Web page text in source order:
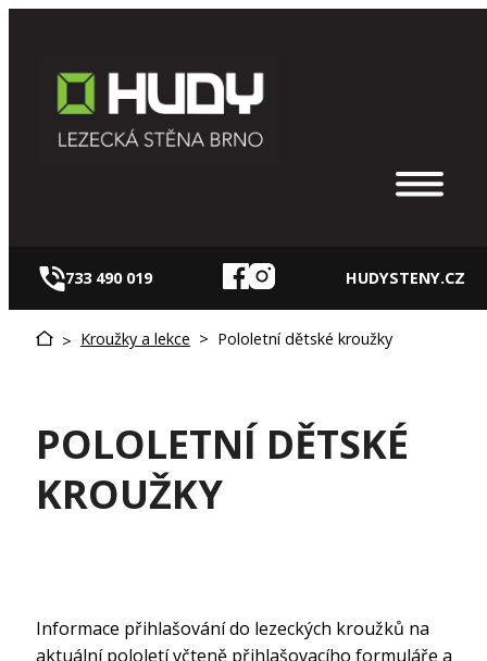
obsah
733 490 019 HUDYSTENY.CZ
> Kroužky a lekce > Pololetní dětské kroužky
POLOLETNÍ DĚTSKÉ
KROUŽKY
Informace přihlašování do lezeckých kroužků na
aktuální pololetí včteně přihlašovacího formuláře a